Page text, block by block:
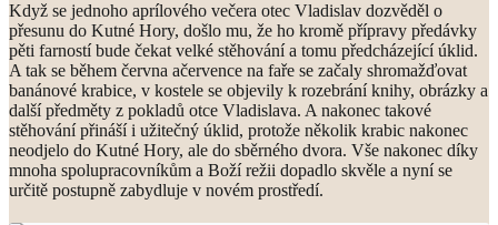
Když se jednoho aprílového večera otec Vladislav dozvěděl o
přesunu do Kutné Hory, došlo mu, že ho kromě přípravy předávky
pěti farností bude čekat velké stěhování a tomu předcházející úklid.
A tak se během června ačervence na faře se začaly shromažďovat
banánové krabice, v kostele se objevily k rozebrání knihy, obrázky a
další předměty z pokladů otce Vladislava. A nakonec takové
stěhování přináší i užitečný úklid, protože několik krabic nakonec
neodjelo do Kutné Hory, ale do sběrného dvora. Vše nakonec díky
mnoha spolupracovníkům a Boží režii dopadlo skvěle a nyní se
určitě postupně zabydluje v novém prostředí.